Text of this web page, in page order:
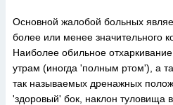
Основной жалобой больных
более или менее значительного
Наиболее обильное
утрам (иногда 'полным ртом'), а
так называемых дренажных
'здоровый' бок, наклон туловища